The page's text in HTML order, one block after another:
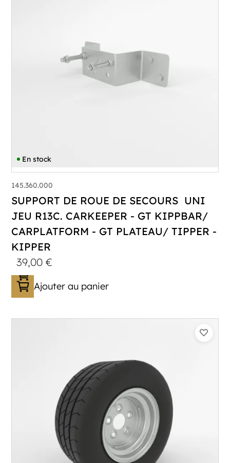
En stock
145.360.000
SUPPORT DE ROUE DE SECOURS UNI
JEU R13C. CARKEEPER - GT KIPPBAR/
CARPLATFORM - GT PLATEAU/ TIPPER -
KIPPER
39,00€
Ajouter au panier